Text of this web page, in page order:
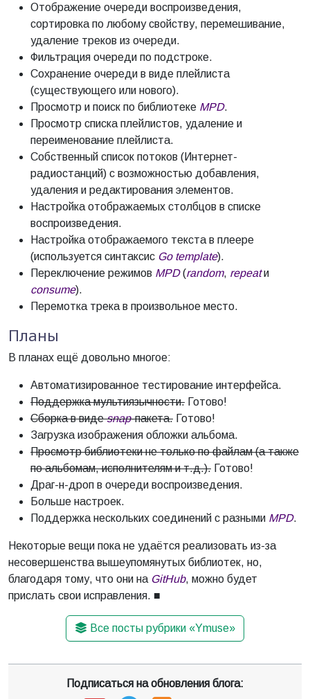
Отображение очереди воспроизведения,
сортировка по любому свойству, перемешивание,
удаление треков из очереди.
Фильтрация очереди по подстроке.
Сохранение очереди в виде плейлиста
(существующего или нового).
Просмотр и поиск по библиотеке MPD.
Просмотр списка плейлистов, удаление и
переименование плейлиста.
Собственный список потоков (Интернет-
радиостанций) с возможностью добавления,
удаления и редактирования элементов.
Настройка отображаемых столбцов в списке
воспроизведения.
Настройка отображаемого текста в плеере
(используется синтаксис Go template).
Переключение режимов MPD(random, repeatи
consume).
Перемотка трека в произвольное место.
Планы
В планах ещё довольно многое:
Автоматизированное тестирование интерфейса.
Поддержка мультиязычности. Готово!
Сборка в видеsnap-пакета. Готово!
Загрузка изображения обложки альбома.
Просмотр библиотеки не только по файлам (а также
по альбомам, исполнителям и т.д.). Готово!
Драг-н-дроп в очереди воспроизведения.
Больше настроек.
Поддержка нескольких соединений с разными MPD.
Некоторые вещи пока не удаётся реализовать из-за
несовершенства вышеупомянутых библиотек, но,
благодаря тому, что они на GitHub, можно будет
прислать свои исправления. ■
Все посты рубрики «Ymuse»
Подписаться на обновления блога: